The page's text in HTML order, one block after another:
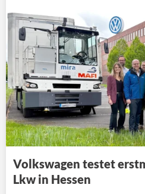
Volkswagen testet
Lkw in Hessen